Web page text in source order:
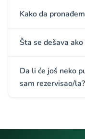
Kako da
Šta se dešava
Da li će još neko
sam rezervisao/la?